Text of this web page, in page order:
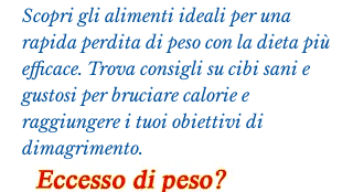
Scopri gli alimenti ideali per una
rapida perdita di peso con la dieta più
efficace. Trova consigli su cibi sani e
gustosi per bruciare calorie e
raggiungere i tuoi obiettivi di
dimagrimento.